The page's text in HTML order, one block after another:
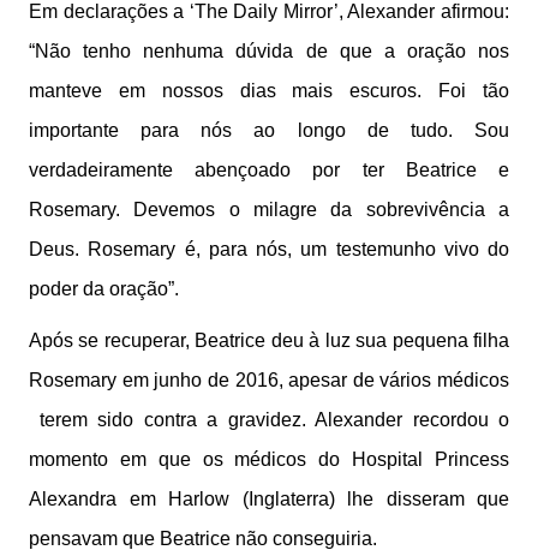
Em declarações a ‘The Daily Mirror’, Alexander afirmou:
“Não tenho nenhuma dúvida de que a oração nos
manteve em nossos dias mais escuros. Foi tão
importante para nós ao longo de tudo. Sou
verdadeiramente abençoado por ter Beatrice e
Rosemary. Devemos o milagre da sobrevivência a
Deus. Rosemary é, para nós, um testemunho vivo do
poder da oração”.
Após se recuperar, Beatrice deu à luz sua pequena filha
Rosemary em junho de 2016, apesar de vários médicos
terem sido contra a gravidez. Alexander recordou o
momento em que os médicos do Hospital Princess
Alexandra em Harlow (Inglaterra) lhe disseram que
pensavam que Beatrice não conseguiria.